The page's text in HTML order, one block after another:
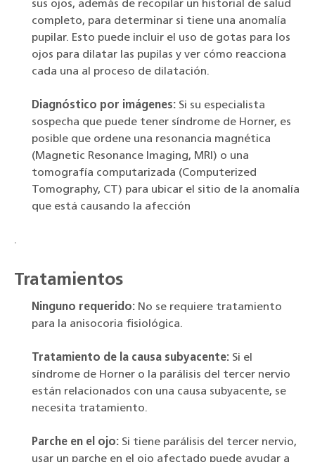
sus ojos, además de recopilar un historial de salud
completo, para determinar si tiene una anomalía
pupilar. Esto puede incluir el uso de gotas para los
ojos para dilatar las pupilas y ver cómo reacciona
cada una al proceso de dilatación.
Diagnóstico por imágenes: Si su especialista
sospecha que puede tener síndrome de Horner, es
posible que ordene una resonancia magnética
(Magnetic Resonance Imaging, MRI) o una
tomografía computarizada (Computerized
Tomography, CT) para ubicar el sitio de la anomalía
que está causando la afección
.
Tratamientos
Ninguno requerido: No se requiere tratamiento
para la anisocoria fisiológica.
Tratamiento de la causa subyacente: Si el
síndrome de Horner o la parálisis del tercer nervio
están relacionados con una causa subyacente, se
necesita tratamiento.
Parche en el ojo: Si tiene parálisis del tercer nervio,
usar un parche en el ojo afectado puede ayudar a